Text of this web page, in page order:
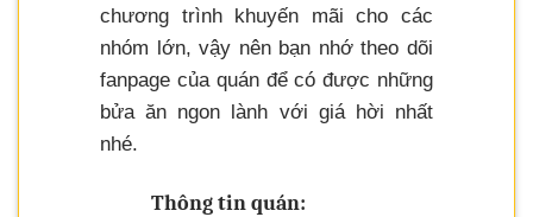
chương trình khuyến mãi cho các
nhóm lớn, vậy nên bạn nhớ theo dõi
fanpage của quán để có được những
bửa ăn ngon lành với giá hời nhất
nhé.
Thông tin quán: